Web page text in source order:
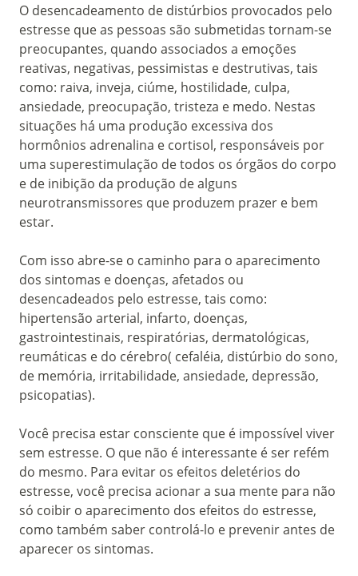
O desencadeamento de distúrbios provocados pelo
estresse que as pessoas são submetidas tornam-se
preocupantes, quando associados a emoções
reativas, negativas, pessimistas e destrutivas, tais
como: raiva, inveja, ciúme, hostilidade, culpa,
ansiedade, preocupação, tristeza e medo. Nestas
situações há uma produção excessiva dos
hormônios adrenalina e cortisol, responsáveis por
uma superestimulação de todos os órgãos do corpo
e de inibição da produção de alguns
neurotransmissores que produzem prazer e bem
estar.
Com isso abre-se o caminho para o aparecimento
dos sintomas e doenças, afetados ou
desencadeados pelo estresse, tais como:
hipertensão arterial, infarto, doenças,
gastrointestinais, respiratórias, dermatológicas,
reumáticas e do cérebro( cefaléia, distúrbio do sono,
de memória, irritabilidade, ansiedade, depressão,
psicopatias).
Você precisa estar consciente que é impossível viver
sem estresse. O que não é interessante é ser refém
do mesmo. Para evitar os efeitos deletérios do
estresse, você precisa acionar a sua mente para não
só coibir o aparecimento dos efeitos do estresse,
como também saber controlá-lo e prevenir antes de
aparecer os sintomas.